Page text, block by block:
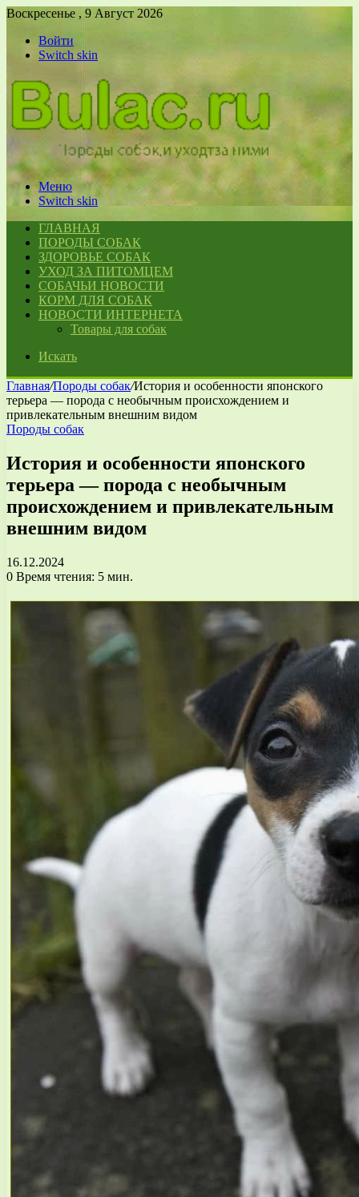
Воскресенье , 9 Август 2026
Войти
Switch skin
Меню
Switch skin
ГЛАВНАЯ
ПОРОДЫ СОБАК
ЗДОРОВЬЕ СОБАК
УХОД ЗА ПИТОМЦЕМ
СОБАЧЬИ НОВОСТИ
КОРМ ДЛЯ СОБАК
НОВОСТИ ИНТЕРНЕТА
Товары для собак
Искать
Главная/Породы собак/История и особенности японского
терьера — порода с необычным происхождением и
привлекательным внешним видом
Породы собак
История и особенности японского
терьера — порода с необычным
происхождением и привлекательным
внешним видом
16.12.2024
0 Время чтения: 5 мин.